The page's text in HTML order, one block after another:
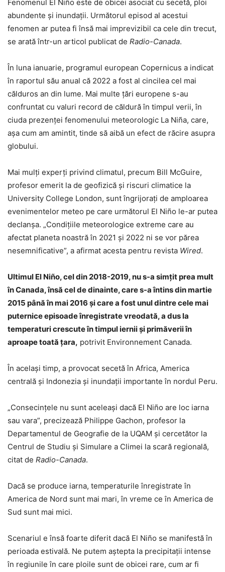
Fenomenul El Niño este de obicei asociat cu secetă, ploi
abundente și inundații. Următorul episod al acestui
fenomen ar putea fi însă mai imprevizibil ca cele din trecut,
se arată într-un articol publicat de Radio-Canada.
În luna ianuarie, programul european Copernicus a indicat
în raportul său anual că 2022 a fost al cincilea cel mai
călduros an din lume. Mai multe țări europene s-au
confruntat cu valuri record de căldură în timpul verii, în
ciuda prezenței fenomenului meteorologic La Niña, care,
așa cum am amintit, tinde să aibă un efect de răcire asupra
globului.
Mai mulți experți privind climatul, precum Bill McGuire,
profesor emerit la de geofizică și riscuri climatice la
University College London, sunt îngrijorați de amploarea
evenimentelor meteo pe care următorul El Niño le-ar putea
declanșa. „Condiţiile meteorologice extreme care au
afectat planeta noastră în 2021 şi 2022 ni se vor părea
nesemnificative”, a afirmat acesta pentru revista Wired.
Ultimul El Niño, cel din 2018-2019, nu s-a simțit prea mult
în Canada, însă cel de dinainte, care s-a întins din martie
2015 până în mai 2016 și care a fost unul dintre cele mai
puternice episoade înregistrate vreodată, a dus la
temperaturi crescute în timpul iernii și primăverii în
aproape toată țara, potrivit Environnement Canada.
În același timp, a provocat secetă în Africa, America
centrală și Indonezia și inundații importante în nordul Peru.
„Consecințele nu sunt aceleași dacă El Niño are loc iarna
sau vara”, precizează Philippe Gachon, profesor la
Departamentul de Geografie de la UQAM și cercetător la
Centrul de Studiu și Simulare a Climei la scară regională,
citat de Radio-Canada.
Dacă se produce iarna, temperaturile înregistrate în
America de Nord sunt mai mari, în vreme ce în America de
Sud sunt mai mici.
Scenariul e însă foarte diferit dacă El Niño se manifestă în
perioada estivală. Ne putem aștepta la precipitații intense
în regiunile în care ploile sunt de obicei rare, cum ar fi